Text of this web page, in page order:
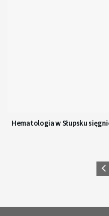
Hematologia w Słupsku